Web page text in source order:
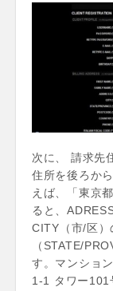
次に、 請求先
住所を後ろか
えば、「東京
ると、
CITY（市/区
（STATE/
す。マンショ
1-1 タワー101